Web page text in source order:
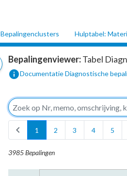
Bepalingenclusters Hulptabel:
Bepalingenviewer:Tabel
infoDocumentatie Diagnostische
chevron_left
1 2 3 4 5
3985 Bepalingen